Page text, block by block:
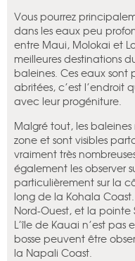
Vous pourrez
dans les eaux peu
entre Maui, Molokai et
meilleures destinations
baleines. Ces eaux
abritées, c’est l’endroit
avec leur progéniture.
Malgré tout, les
zone et sont visibles
vraiment très
également les observer
particulièrement sur la
long de la Kohala
Nord-Ouest, et la pointe
L’île de Kauai n’est pas
bosse peuvent être
la Napali Coast.